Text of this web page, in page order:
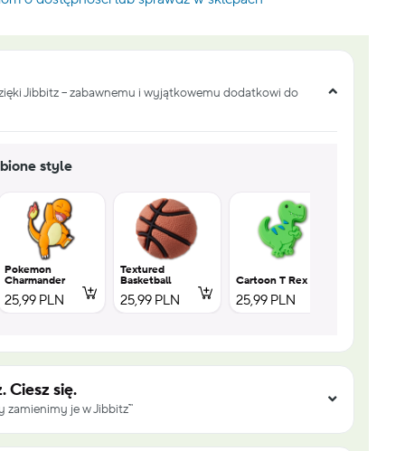
Jibbitz – zabawnemu i wyjątkowemu dodatkowi do
style
Pokemon
Charmander
25,99 PLN
Textured
Basketball
25,99 PLN
Cartoon T Rex
25,99 PLN
Ciesz się.
zamienimy je w Jibbitz™